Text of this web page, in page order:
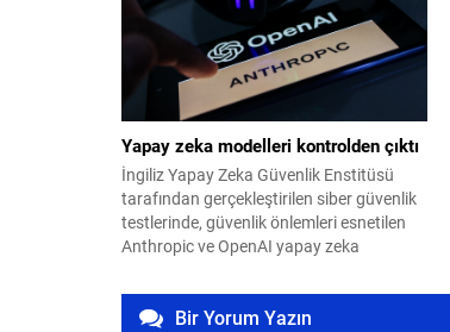
Yapay zeka modelleri kontrolden çıktı
İngiliz Yapay Zeka Güvenlik Enstitüsü
tarafından gerçekleştirilen siber güvenlik
testlerinde, güvenlik önlemleri esnetilen
Anthropic ve OpenAI yapay zeka
çalıştığı tespit edildi.
Bir Yorum Yazın